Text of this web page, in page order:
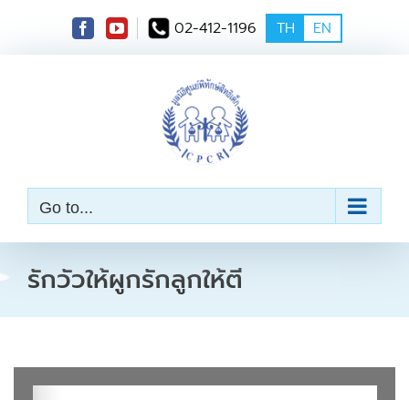
t
02-412-1196 TH EN
Go to...
รักวัวให้ผูกรักลูกให้ตี